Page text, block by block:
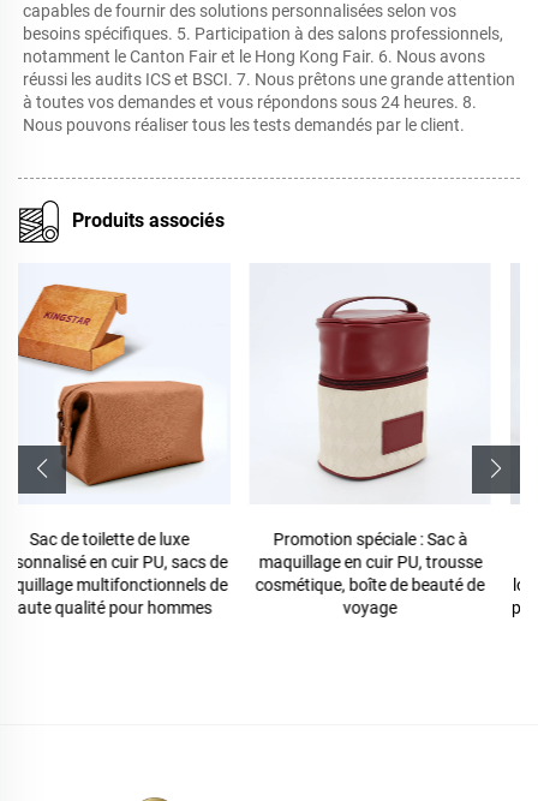
capables de fournir des solutions personnalisées selon vos
besoins spécifiques. 5. Participation à des salons professionnels,
notamment le Canton Fair et le Hong Kong Fair. 6. Nous avons
réussi les audits ICS et BSCI. 7. Nous prêtons une grande attention
à toutes vos demandes et vous répondons sous 24 heures. 8.
Nous pouvons réaliser tous les tests demandés par le client.
Produits associés
Promotion spéciale : Sac à
maquillage en cuir PU, trousse
cosmétique, boîte de beauté de
voyage
Vente en gros de trousse de
maquillage en cuir PU miroir,
logo personnalisé, imperméable,
petite trousse cosmétique en PU